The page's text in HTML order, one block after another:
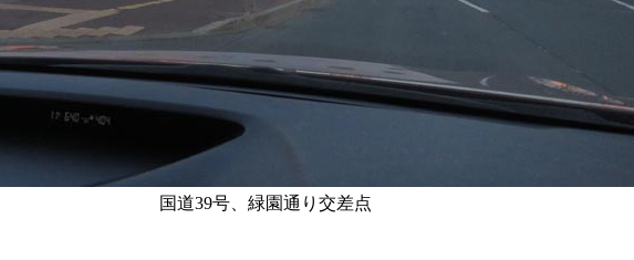
国道39号、緑園通り交差点